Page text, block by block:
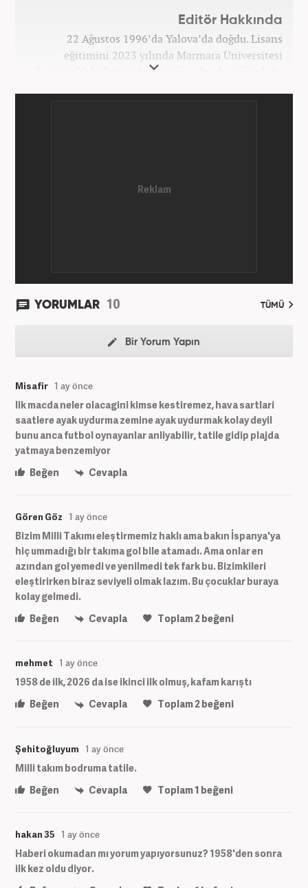
Editör Hakkında
22 Ağustos 1996’da Yalova’da doğdu. Lisans
eğitimini 2023 yılında Marmara Üniversitesi
Gazetecilik bölümünden mezun olarak tamamladı.
YORUMLAR 10 TÜMÜ
Bir Yorum Yapın
Misafir 1 ay önce
Ilk macda neler olacagini kimse kestiremez, hava sartlari
saatlere ayak uydurma zemine ayak uydurmak kolay deyil
bunu anca futbol oynayanlar anliyabilir, tatile gidip plajda
yatmaya benzemiyor
Beğen
Cevapla
Gören Göz 1 ay önce
Bizim Milli Takımı eleştirmemiz haklı ama bakın İspanya'ya
hiç ummadığı bir takıma gol bile atamadı. Ama onlar en
azından gol yemedi ve yenilmedi tek fark bu. Bizimkileri
eleştirirken biraz seviyeli olmak lazım. Bu çocuklar buraya
kolay gelmedi.
Beğen
Cevapla Toplam2beğeni
mehmet 1 ay önce
1958 de ilk, 2026 da ise ikinci ilk olmuş, kafam karıştı
Beğen
Cevapla Toplam2beğeni
Şehitoğluyum 1 ay önce
Milli takım bodruma tatile.
Beğen
Cevapla Toplam1 beğeni
hakan 35 1 ay önce
Haberi okumadan mı yorum yapıyorsunuz? 1958'den sonra
ilk kez oldu diyor.